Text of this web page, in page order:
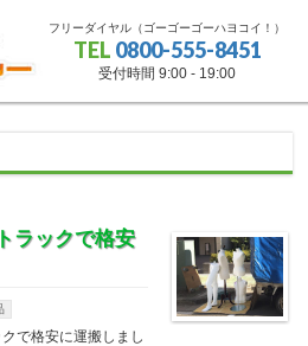
フリーダイヤル（ゴーゴーゴーハヨコイ！）
TEL 0800-555-8451
受付時間 9:00 - 19:00
ラックで格安
で格安に運搬しまし